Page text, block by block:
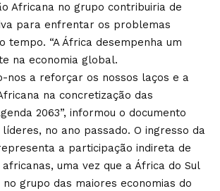
Africana no grupo contribuiria de
para enfrentar os problemas
tempo. “A África desempenha um
na economia global.
nos a reforçar os nossos laços e a
na concretização das
2063”, informou o documento
no ano passado. O ingresso da
a participação indireta de
uma vez que a África do Sul
grupo das maiores economias do